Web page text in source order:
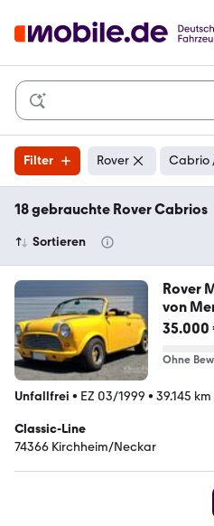
Filter Rover Cabrio
18 gebrauchte Rover Cabrios
Sortieren
Rover
von
35.000
Ohne
Unfallfrei • EZ 03/1999 • 39.145 km
Classic-Line
74366 Kirchheim/Neckar